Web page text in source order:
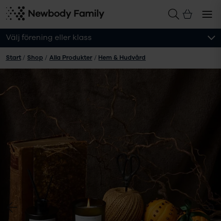
Välj förening eller klass
Start / Shop / Alla Produkter / Hem & Hudvård